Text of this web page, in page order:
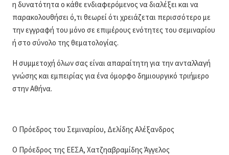
η δυνατότητα ο κάθε ενδιαφερόμενος να διαλέξει και να
παρακολουθήσει ό,τι θεωρεί ότι χρειάζεται περισσότερο με
την εγγραφή του μόνο σε επιμέρους ενότητες του σεμιναρίου
ή στο σύνολο της θεματολογίας.
Η συμμετοχή όλων σας είναι απαραίτητη για την ανταλλαγή
γνώσης και εμπειρίας για ένα όμορφο δημιουργικό τριήμερο
στην Αθήνα.
Ο Πρόεδρος του Σεμιναρίου, Δελίδης Αλέξανδρος
Ο Πρόεδρος της ΕΕΣΑ, Χατζηαβραμίδης Άγγελος